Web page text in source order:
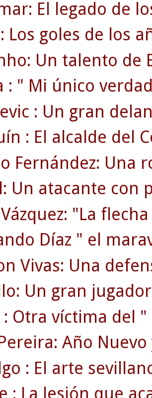
El legado de
Los goles de los
Un talento de
: " Mi único
: Un gran
: El alcalde del
Fernández: Una
Un atacante con
Vázquez: "La
Díaz " el
Vivas: Una
Un gran
: Otra víctima del
Año
: El arte
: La lesión que